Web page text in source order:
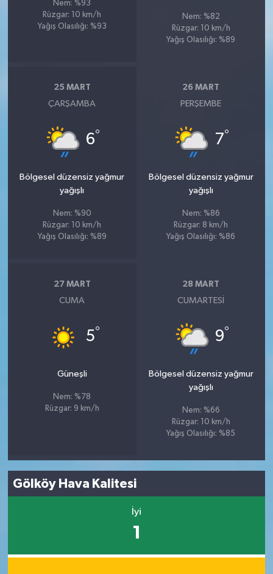
Nem: %93
Rüzgar: 10 km/h
Yağış Olasılığı: %93
Nem: %82
Rüzgar: 10 km/h
Yağış Olasılığı: %89
25 MART
ÇARŞAMBA
6°
Bölgesel düzensiz yağmur
yağışlı
Nem: %90
Rüzgar: 10 km/h
Yağış Olasılığı: %89
26 MART
PERŞEMBE
7°
Bölgesel düzensiz yağmur
yağışlı
Nem: %86
Rüzgar: 8 km/h
Yağış Olasılığı: %86
27 MART
CUMA
5°
Güneşli
Nem: %78
Rüzgar: 9 km/h
28 MART
CUMARTESI
9°
Bölgesel düzensiz yağmur
yağışlı
Nem: %66
Rüzgar: 10 km/h
Yağış Olasılığı: %85
Gölköy Hava Kalitesi
İyi
1